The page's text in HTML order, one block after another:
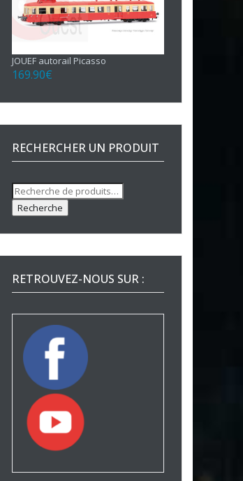
JOUEF autorail Picasso
169.90€
RECHERCHER UN PRODUIT
Recherche
pour :
Recherche
RETROUVEZ-NOUS SUR :